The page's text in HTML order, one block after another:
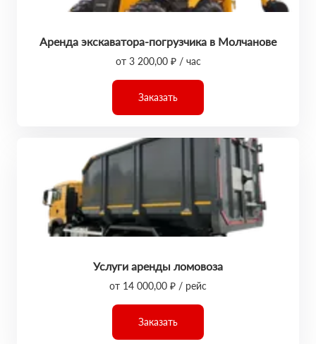
Аренда экскаватора-погрузчика в Молчанове
от 3 200,00 ₽ / час
Заказать
Услуги аренды ломовоза
от 14 000,00 ₽ / рейс
Заказать